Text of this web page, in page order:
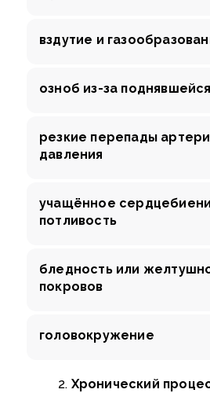
вздутие и
озноб из-за
резкие перепады
давления
учащённое
потливость
бледность или
покровов
головокружение
2. Хронический